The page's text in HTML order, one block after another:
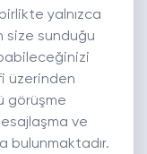
yalnızca
size sunduğu
üzerinden
görüşme
ve
bulunmaktadır.